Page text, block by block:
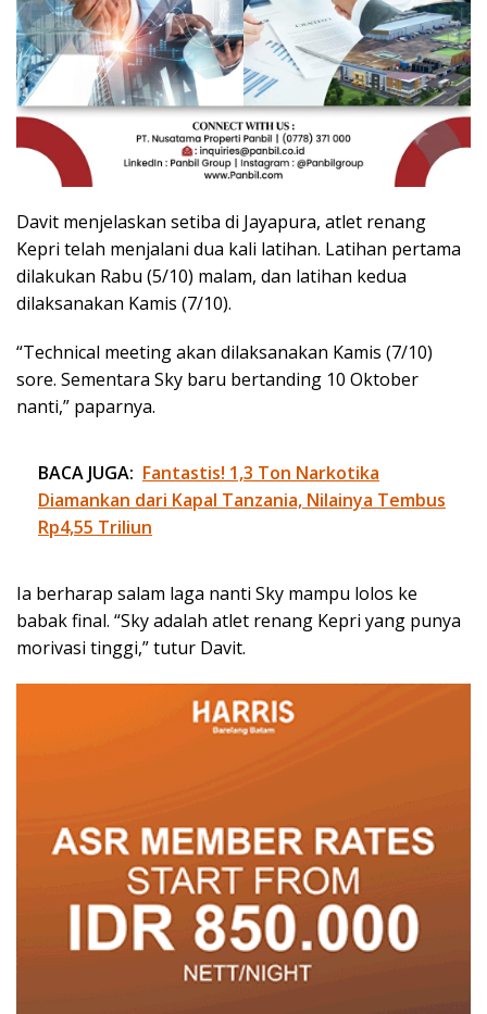
Davit menjelaskan setiba di Jayapura, atlet renang
Kepri telah menjalani dua kali latihan. Latihan pertama
dilakukan Rabu (5/10) malam, dan latihan kedua
dilaksanakan Kamis (7/10).
“Technical meeting akan dilaksanakan Kamis (7/10)
sore. Sementara Sky baru bertanding 10 Oktober
nanti,” paparnya.
BACA JUGA: Fantastis! 1,3 Ton Narkotika
Diamankan dari Kapal Tanzania, Nilainya Tembus
Rp4,55 Triliun
Ia berharap salam laga nanti Sky mampu lolos ke
babak final. “Sky adalah atlet renang Kepri yang punya
morivasi tinggi,” tutur Davit.